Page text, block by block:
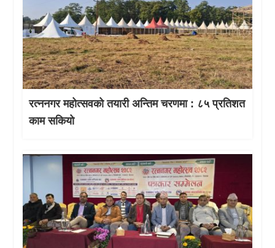
रत्ननगर महोत्सवको तयारी अन्तिम चरणमा : ८५ प्रतिशत
काम सकियो